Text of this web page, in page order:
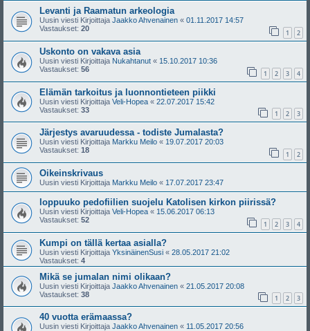
Levanti ja Raamatun arkeologia
Uusin viesti Kirjoittaja Jaakko Ahvenainen « 01.11.2017 14:57
Vastaukset: 20 1 2
Uskonto on vakava asia
Uusin viesti Kirjoittaja Nukahtanut « 15.10.2017 10:36
Vastaukset: 56 1 2 3 4
Elämän tarkoitus ja luonnontieteen piikki
Uusin viesti Kirjoittaja Veli-Hopea « 22.07.2017 15:42
Vastaukset: 33 1 2 3
Järjestys avaruudessa - todiste Jumalasta?
Uusin viesti Kirjoittaja Markku Meilo « 19.07.2017 20:03
Vastaukset: 18 1 2
Oikeinskrivaus
Uusin viesti Kirjoittaja Markku Meilo « 17.07.2017 23:47
loppuuko pedofiilien suojelu Katolisen kirkon piirissä?
Uusin viesti Kirjoittaja Veli-Hopea « 15.06.2017 06:13
Vastaukset: 52 1 2 3 4
Kumpi on tällä kertaa asialla?
Uusin viesti Kirjoittaja YksinäinenSusi « 28.05.2017 21:02
Vastaukset: 4
Mikä se jumalan nimi olikaan?
Uusin viesti Kirjoittaja Jaakko Ahvenainen « 21.05.2017 20:08
Vastaukset: 38 1 2 3
40 vuotta erämaassa?
Uusin viesti Kirjoittaja Jaakko Ahvenainen « 11.05.2017 20:56